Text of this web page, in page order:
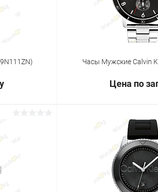
Часы Мужские Calvin
Цена по
Купить в 1 клик